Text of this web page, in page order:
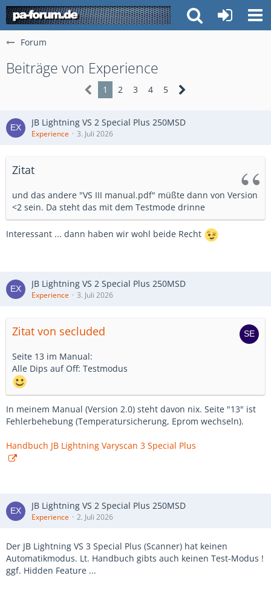
Forum
Beiträge von Experience
1 2 3 4 5
JB Lightning VS 2 Special Plus 250MSD
Experience 3. Juli 2026
Zitat
und das andere "VS III manual.pdf" müßte dann von Version
<2 sein. Da steht das mit dem Testmode drinne
Interessant ... dann haben wir wohl beide Recht
JB Lightning VS 2 Special Plus 250MSD
Experience 3. Juli 2026
Zitat von secluded
Seite 13 im Manual:
Alle Dips auf Off: Testmodus
In meinem Manual (Version 2.0) steht davon nix. Seite "13" ist
Fehlerbehebung (Temperatursicherung, Eprom wechseln).
Handbuch JB Lightning Varyscan 3 Special Plus
JB Lightning VS 2 Special Plus 250MSD
Experience 2. Juli 2026
Der JB Lightning VS 3 Special Plus (Scanner) hat keinen
Automatikmodus. Lt. Handbuch gibts auch keinen Test-Modus !
ggf. Hidden Feature ...